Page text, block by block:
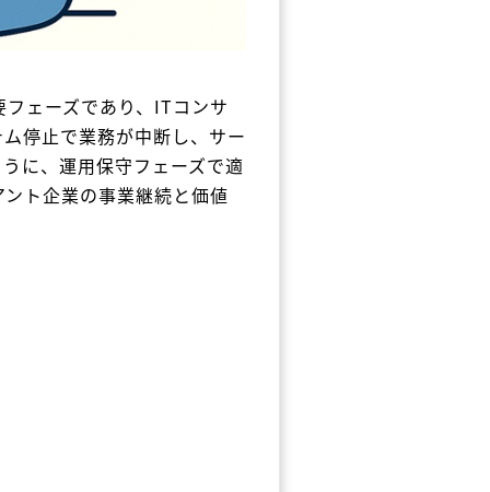
ェーズであり、ITコンサ
停止で業務が中断し、サー
に、運用保守フェーズで適
ト企業の事業継続と価値